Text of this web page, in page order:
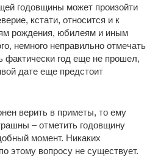
годовщины может произойти
кстати, относится и к
рождения, юбилеям и иным
немного неправильно отмечать
фактически год еще не прошел,
дате еще предстоит
верить в приметы, то ему
– отметить годовщину
момент. Никаких
этому вопросу не существует.